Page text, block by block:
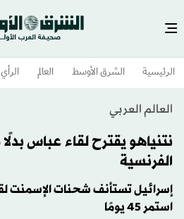
الرئيسية الشرق الأوسط​ العالم الرأي
العالم العربي
نتنياهو يقترح لقاء عباس
الفرنسية
إسرائيل تستأنف شحنات الإسمنت
استمر 45 يومًا